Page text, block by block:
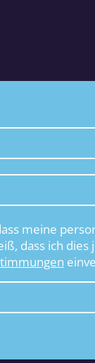
meine
dass ich